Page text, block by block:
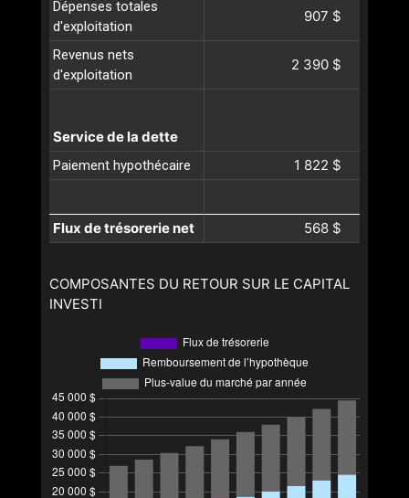
Dépenses totales
d'exploitation
907 $
Revenus nets
d'exploitation
2 390 $
Service de la dette
Paiement hypothécaire 1 822 $
Flux de trésorerie net 568 $
COMPOSANTES DU RETOUR SUR LE CAPITAL
INVESTI